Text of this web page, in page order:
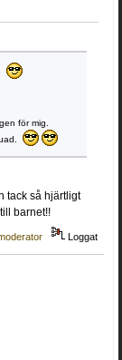
för mig.
tack så hjärtligt
barnet!!
Loggat